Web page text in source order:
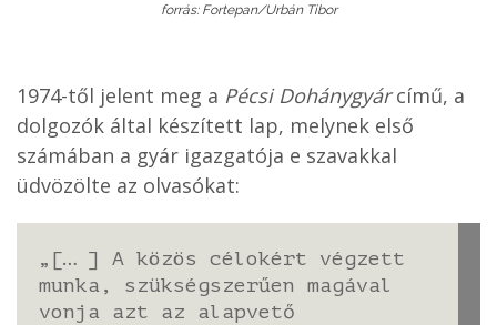
forrás: Fortepan/Urbán Tibor
1974-től jelent meg a Pécsi Dohánygyárcímű, a
dolgozók által készített lap, melynek első
számában a gyár igazgatója e szavakkal
üdvözölte az olvasókat:
„[… ] A közös célokért végzett
munka, szükségszerűen magával
vonja azt az alapvető